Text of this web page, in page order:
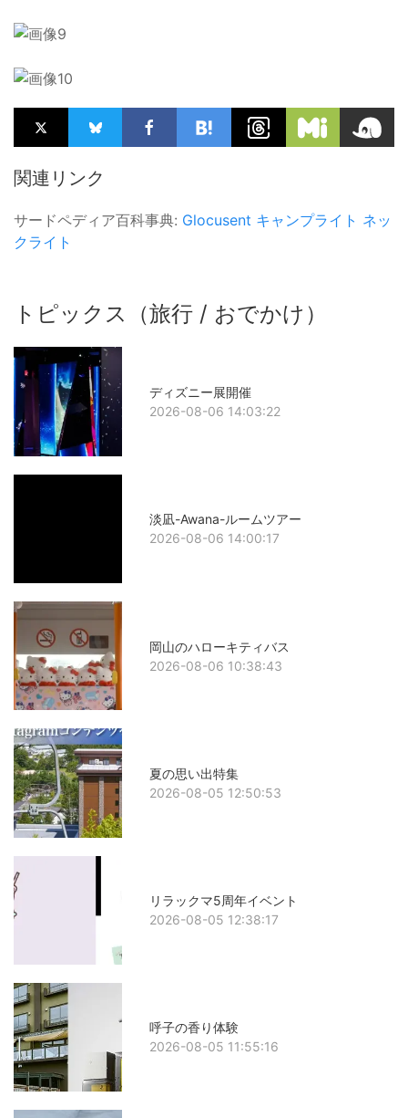
関連リンク
サードペディア百科事典: Glocusent キャンプライト ネッ
クライト
トピックス（旅行 / おでかけ）
ディズニー展開催
2026-08-06 14:03:22
淡凪-Awana-ルームツアー
2026-08-06 14:00:17
岡山のハローキティバス
2026-08-06 10:38:43
夏の思い出特集
2026-08-05 12:50:53
リラックマ5周年イベント
2026-08-05 12:38:17
呼子の香り体験
2026-08-05 11:55:16